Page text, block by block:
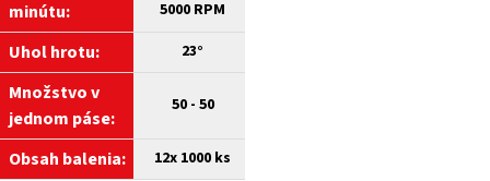
minútu:
5000 RPM
Uhol hrotu: 23°
Množstvo v
jednom páse:
50 - 50
Obsah balenia: 12x 1000 ks